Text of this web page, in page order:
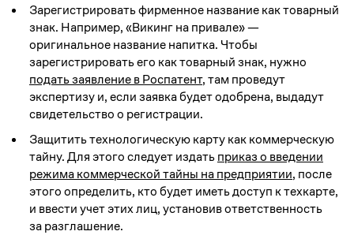
Зарегистрировать фирменное название как товарный
знак. Например, «Викинг на привале» —
оригинальное название напитка. Чтобы
зарегистрировать его как товарный знак, нужно
подать заявление в Роспатент, там проведут
экспертизу и, если заявка будет одобрена, выдадут
свидетельство о регистрации.
Защитить технологическую карту как коммерческую
тайну. Для этого следует издатьприказ о введении
режима коммерческой тайны на предприятии, после
этого определить, кто будет иметь доступ к техкарте,
и ввести учет этих лиц, установив ответственность
за разглашение.